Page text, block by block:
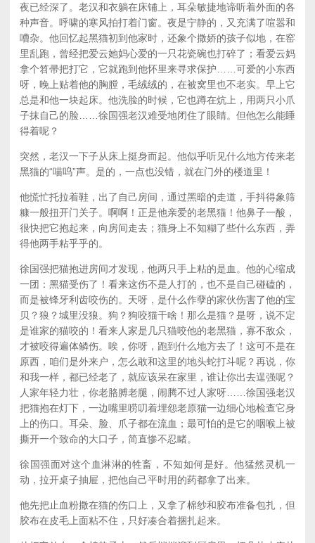
夜已经深了。老汉和衣躺在床铺上，耳朵敏捷地谛听着外面的各
种声音。呼啸的寒风拍打着门窗。夜是宁静的，又充满了喧嚣和
嘈杂。他回忆起黑猫初到他家时，还象个撒娇的孩子似地，在窑
里乱跑，曾经把爱云她妈心爱的一只花瓷碗也打碎了；看爱云妈
拿个笤帚把打它，它就跑到他怀里来寻求保护……可爱的小东西
呀，晚上贴着他的胸膛，毛绒绒的，在被窝里也不老实。早上它
总是和他一块起床。他洗脸的时候，它也蹲在炕上，用两只小爪
子抹自己的脸……徐国强老汉难受地闭住了眼睛。但他怎么能睡
得着呢？
突然，老汉一下子从床上挺身而起。他似乎听见什么地方传来老
黑猫的“喵呜”声。是的，一点也没错，就在门外的楼道里！
他慌忙托拉着鞋，出了自己房间，通过黑暗的走道，手抖得象筛
糠一般扭开门关子。啊啊！正是他亲爱的老黑猫！他鼻子一酸，
很快把它抱起来，向房间走去；猫身上不知糊了些什么东西，弄
得他两手粘乎乎的。
徐国强把猫抱进房间才发现，他两只手上粘的是血。他的心缩成
一团：黑猫受伤了！看来这伤不是人打的，也不是自己碰磕的，
而是被锋牙利齿咬伤的。天呀，是什么作孽的家伙伤害了他的宝
贝？狼？城里没狼。狗？狗咬猫干啥！那么是猫？是呀，说不定
是谁家的猫咬的！看来人家是几只猫咬他的老黑猫，寡不敌众，
才被咬得遍体鳞伤。唉，你呀，跑到什么地方去了！这可不是在
原西，咱们是外来户，怎么敢和这里的地头蛇打斗呢？再说，你
和我一样，都已经老了，就应该呆在家里，谁让你出去逞强呢？
人家年轻力壮，你老胳膊老腿，闹腾不过人家呀……徐国强老汉
把猫抱在灯下，一边嘴里唠叨着埋怨老原猫一边细心地检查它身
上的伤口。耳朵、脸、爪子都在流血；最可怕的是它的咽喉上被
撕开一个致命的大口子，简直惨不忍睹。
徐国强面对这个血淋淋的牲畜，不知如何是好。他猛然灵机一
动，拉开桌子抽屉，把他自己平时用的药都拿了出来。
他先把止血粉撒在猫的伤口上，又拿了棉纱和胶布准备包扎，但
胶布在皮毛上面粘不住，只好凑合着捆扎起来。